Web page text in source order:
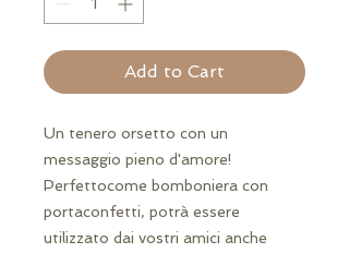
Add to Cart
Un tenero orsetto con un
messaggio pieno d'amore!
Perfettocome bomboniera con
portaconfetti, potrà essere
utilizzato dai vostri amici anche